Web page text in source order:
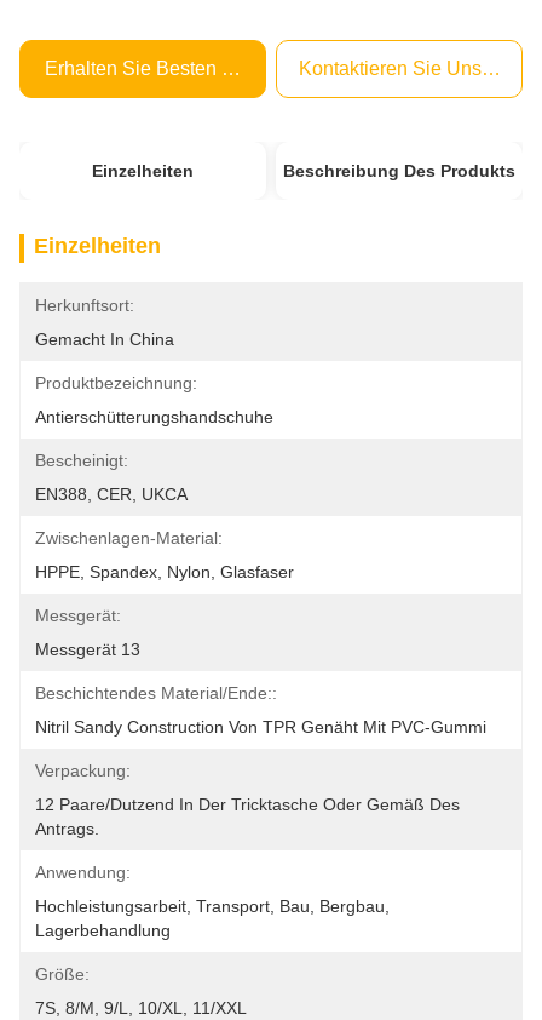
Erhalten Sie Besten Preis Kontaktieren Sie Uns Jetzt
Einzelheiten Beschreibung Des Produkts
Einzelheiten
Herkunftsort:
Gemacht In China
Produktbezeichnung:
Antierschütterungshandschuhe
Bescheinigt:
EN388, CER, UKCA
Zwischenlagen-Material:
HPPE, Spandex, Nylon, Glasfaser
Messgerät:
Messgerät 13
Beschichtendes Material/Ende::
Nitril Sandy Construction Von TPR Genäht Mit PVC-Gummi
Verpackung:
12 Paare/Dutzend In Der Tricktasche Oder Gemäß Des
Antrags.
Anwendung:
Hochleistungsarbeit, Transport, Bau, Bergbau,
Lagerbehandlung
Größe:
7S, 8/M, 9/L, 10/XL, 11/XXL